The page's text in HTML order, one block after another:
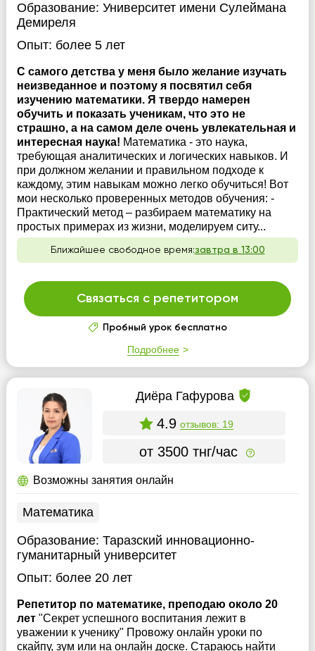
Образование: Университет имени Сулеймана
Демиреля
Опыт: более 5 лет
С самого детства у меня было желание изучать
неизведанное и поэтому я посвятил себя
изучению математики. Я твердо намерен
обучить и показать ученикам, что это не
страшно, а на самом деле очень увлекательная и
интересная наука! Математика - это наука,
требующая аналитических и логических навыков. И
при должном желании и правильном подходе к
каждому, этим навыкам можно легко обучиться! Вот
мои несколько проверенных методов обучения: -
Практический метод – разбираем математику на
простых примерах из жизни, моделируем ситу...
Ближайшее свободное время:завтра в 13:00
Связаться с репетитором
Пробный урок бесплатно
Подробнее
Диёра Гафурова
4.9 отзывов: 19
от 3500 тнг/час
Возможны занятия онлайн
Математика
Образование: Таразский инновационно-
гуманитарный университет
Опыт: более 20 лет
Репетитор по математике, преподаю около 20
лет "Секрет успешного воспитания лежит в
уважении к ученику" Провожу онлайн уроки по
скайпу, зум или на онлайн доске. Стараюсь найти